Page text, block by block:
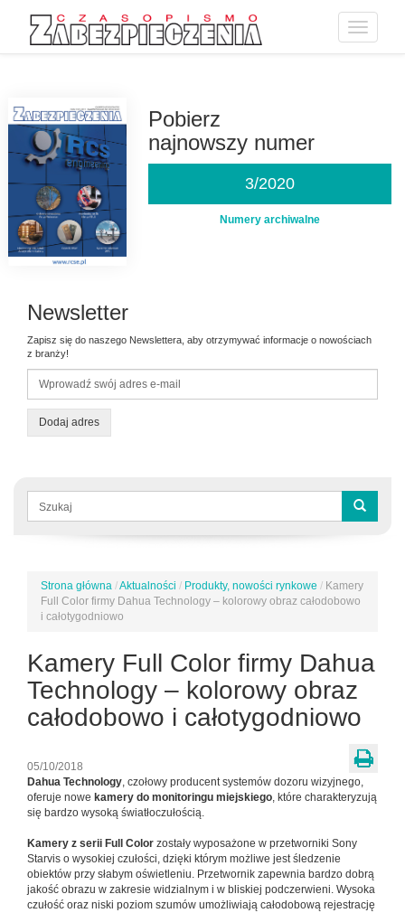
Toggle
Pobierz
najnowszy numer
3/2020
Numery archiwalne
Newsletter
Zapisz się do naszego Newslettera, aby otrzymywać informacje o nowościach
z branży!
Dodaj adres
Formularz
wyszukiwania
Jesteś
tutaj
Strona główna /Aktualności / Produkty, nowości rynkowe / Kamery
Full Color firmy Dahua Technology – kolorowy obraz całodobowo
i całotygodniowo
Kamery Full Color firmy Dahua
Technology – kolorowy obraz
całodobowo i całotygodniowo
05/10/2018
Dahua Technology, czołowy producent systemów dozoru wizyjnego,
oferuje nowe kamery do monitoringu miejskiego, które charakteryzują
się bardzo wysoką światłoczułością.
Kamery z serii Full Color zostały wyposażone w przetworniki Sony
Starvis o wysokiej czułości, dzięki którym możliwe jest śledzenie
obiektów przy słabym oświetleniu. Przetwornik zapewnia bardzo dobrą
jakość obrazu w zakresie widzialnym i w bliskiej podczerwieni. Wysoka
czułość oraz niski poziom szumów umożliwiają całodobową rejestrację